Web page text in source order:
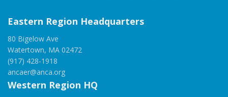
Eastern Region Headquarters
80 Bigelow Ave
Watertown, MA 02472
(917) 428-1918
ancaer@anca.org
Western Region HQ